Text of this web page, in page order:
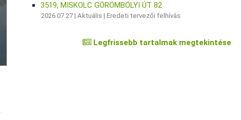
3519, MISKOLC GÖRÖMBÖLYI ÚT 82
2026.07.27 |Aktuális |Eredeti tervezői felhívás
Legfrissebb tartalmak megtekintése